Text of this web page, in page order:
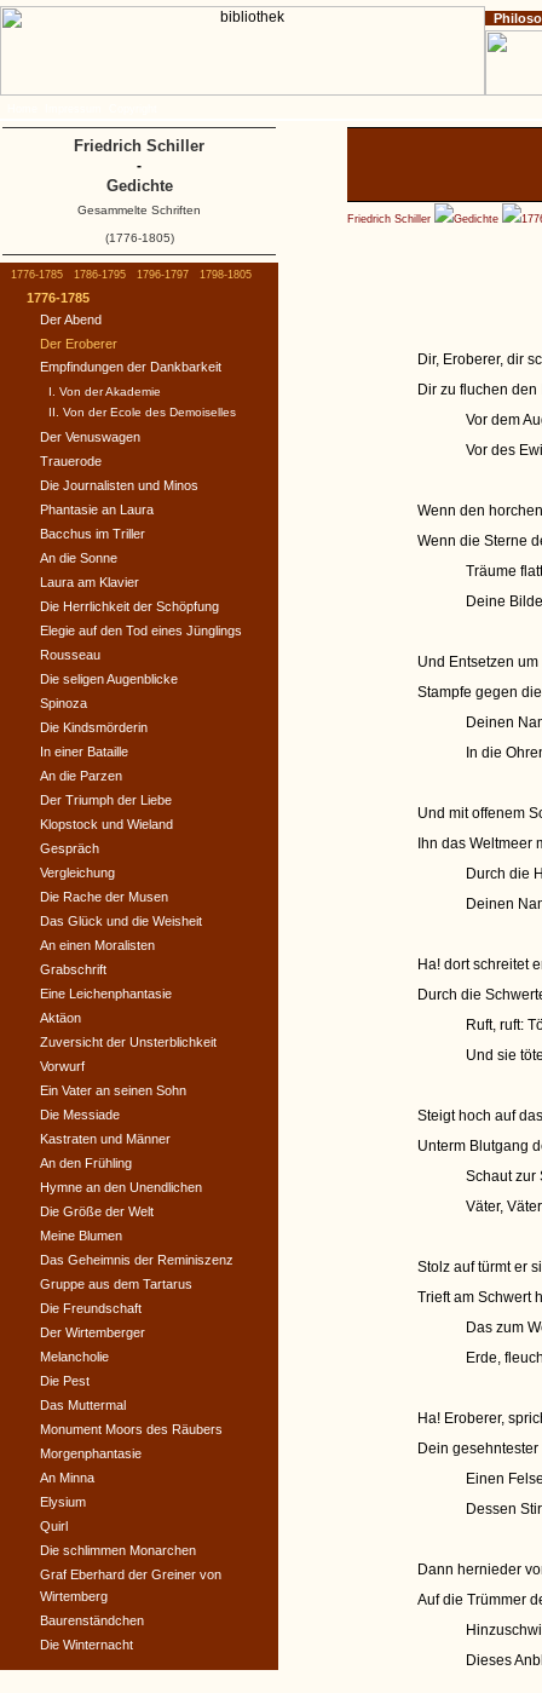
Friedrich Schiller Gedichte
Dir, Eroberer, dir
Dir zu fluchen
Vor dem
Vor des
Wenn den
Wenn die Sterne
Träume
Deine
Und Entsetzen
Stampfe gegen
Deinen
In die
Und mit offenem
Ihn das Weltmeer
Durch die
Deinen
Ha! dort schreitet
Durch die
Ruft, ruft:
Und sie
Steigt hoch auf
Unterm Blutgang
Schaut zur
Väter,
Stolz auf türmt er
Trieft am Schwert
Das zum
Erde,
Ha! Eroberer,
Dein
Einen
Dessen
Dann hernieder
Auf die Trümmer
Dieses
1776-1785 1786-1795 1796-1797 1798-1805
1776-1785
Der Abend
Der Eroberer
Empfindungen der Dankbarkeit
I. Von der Akademie
II. Von der Ecole des Demoiselles
Der Venuswagen
Trauerode
Die Journalisten und Minos
Phantasie an Laura
Bacchus im Triller
An die Sonne
Laura am Klavier
Die Herrlichkeit der Schöpfung
Elegie auf den Tod eines Jünglings
Rousseau
Die seligen Augenblicke
Spinoza
Die Kindsmörderin
In einer Bataille
An die Parzen
Der Triumph der Liebe
Klopstock und Wieland
Gespräch
Vergleichung
Die Rache der Musen
Das Glück und die Weisheit
An einen Moralisten
Grabschrift
Eine Leichenphantasie
Aktäon
Zuversicht der Unsterblichkeit
Vorwurf
Ein Vater an seinen Sohn
Die Messiade
Kastraten und Männer
An den Frühling
Hymne an den Unendlichen
Die Größe der Welt
Meine Blumen
Das Geheimnis der Reminiszenz
Gruppe aus dem Tartarus
Die Freundschaft
Der Wirtemberger
Melancholie
Die Pest
Das Muttermal
Monument Moors des Räubers
Morgenphantasie
An Minna
Elysium
Quirl
Die schlimmen Monarchen
Graf Eberhard der Greiner von
Wirtemberg
Baurenständchen
Die Winternacht
Friedrich Schiller
-
Gedichte
Gesammelte Schriften
(1776-1805)